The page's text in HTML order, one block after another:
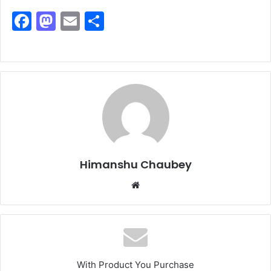
F
c
e
M
st
o
E
ai
l
ar
e
Himanshu Chaubey
With Product You Purchase